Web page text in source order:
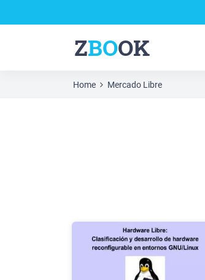
ZBOOK
Home Mercado Libre